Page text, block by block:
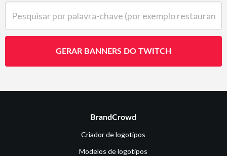
GERAR BANNERS DO TWITCH
BrandCrowd
Criador de logotipos
Modelos de logotipos